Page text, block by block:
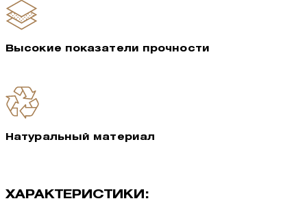
Высокие показатели прочности
Натуральный материал
ХАРАКТЕРИСТИКИ: